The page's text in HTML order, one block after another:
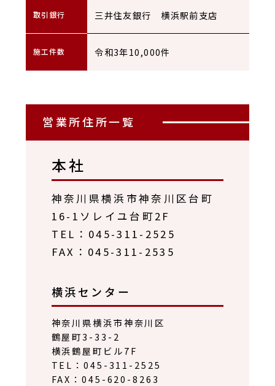
取引銀行 三井住友銀行 横浜駅前支店
施工件数 令和3年10,000件
営業所住所一覧
本社
神奈川県横浜市神奈川区台町
16-1ソレイユ台町2F
TEL：045-311-2525
FAX：045-311-2535
横浜センター
神奈川県横浜市神奈川区
鶴屋町3-33-2
横浜鶴屋町ビル7F
TEL：045-311-2525
FAX：045-620-8263